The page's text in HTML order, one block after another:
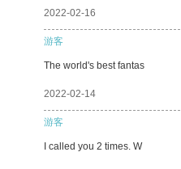
2022-02-16
游客
The world's best fantas
2022-02-14
游客
I called you 2 times. W